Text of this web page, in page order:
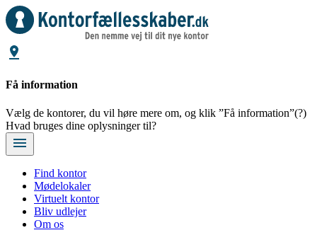
Få information
Vælg de kontorer, du vil høre mere om, og klik ”Få information”(?)
Hvad bruges dine oplysninger til?
Find kontor
Mødelokaler
Virtuelt kontor
Bliv udlejer
Om os